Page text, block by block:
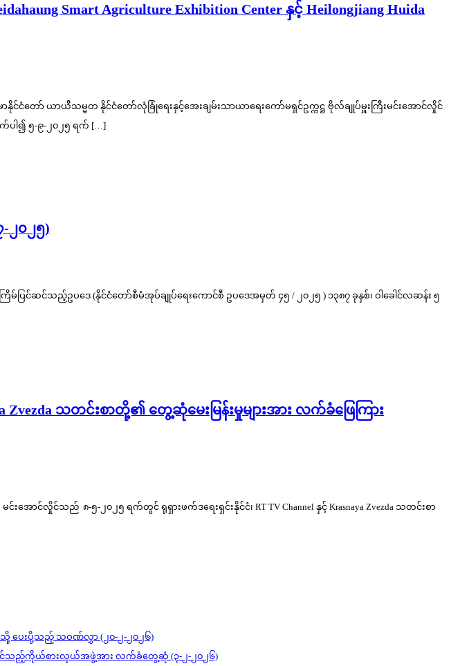
Smart Agriculture Exhibition Center နှင့် Heilongjiang Huida
ော် ယာယီသမ္မတ နိုင်ငံတော်လုံခြုံရေးနှင့်အေးချမ်းသာယာရေးကော်မရှင်ဥက္ကဋ္ဌ ဗိုလ်ချုပ်မှူးကြီးမင်းအောင်လှိုင်
ပါ၍ ၅-၉-၂၀၂၅ ရက် […]
၂၀၂၅)
င်ဆင်သည့်ဥပဒေ (နိုင်ငံတော်စီမံအုပ်ချုပ်ရေးကောင်စီ ဥပဒေအမှတ် ၄၅ / ၂၀၂၅ ) ၁၃၈၇ ခုနှစ်၊ ဝါခေါင်လဆန်း ၅
Zvezda သတင်းစာတို့၏ တွေ့ဆုံမေးမြန်းမှုများအား လက်ခံဖြေကြား
ောင်လှိုင်သည် ၈-၅-၂၀၂၅ ရက်တွင် ရုရှားဖက်ဒရေးရှင်းနိုင်ငံ၊ RT TV Channel နှင့် Krasnaya Zvezda သတင်းစာ
းသို့ ပေးပို့သည့် သဝဏ်လွှာ (၂၀-၂-၂၀၂၆)
ောင်သည့်ကိုယ်စားလှယ်အဖွဲ့အား လက်ခံတွေ့ဆုံ (၃-၂-၂၀၂၆)